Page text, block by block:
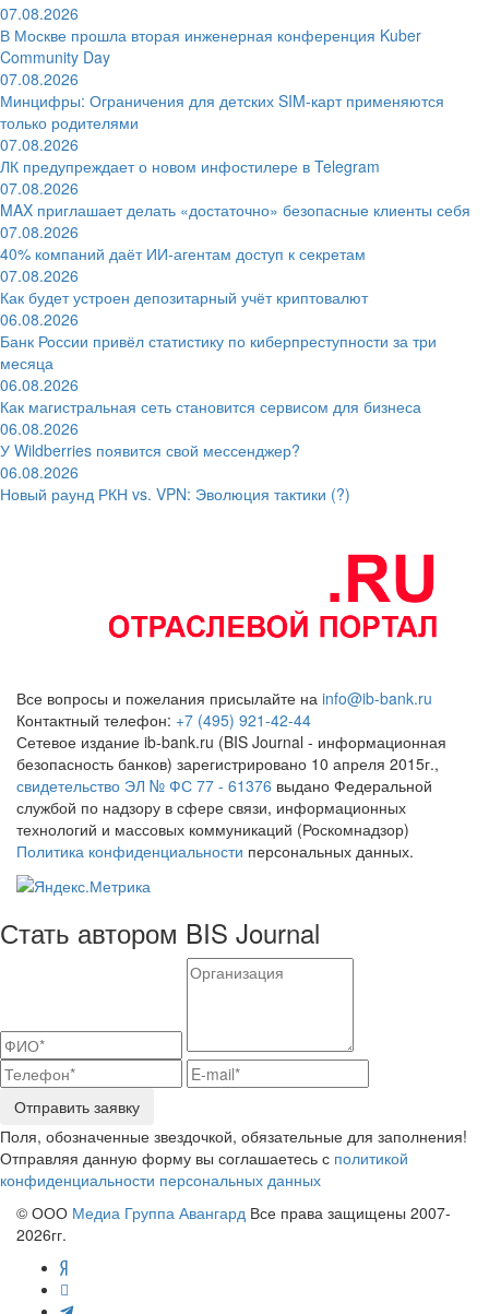
07.08.2026
В Москве прошла вторая инженерная конференция Kuber
Community Day
07.08.2026
Минцифры: Ограничения для детских SIM-карт применяются
только родителями
07.08.2026
ЛК предупреждает о новом инфостилере в Telegram
07.08.2026
MAX приглашает делать «достаточно» безопасные клиенты себя
07.08.2026
40% компаний даёт ИИ‑агентам доступ к секретам
07.08.2026
Как будет устроен депозитарный учёт криптовалют
06.08.2026
Банк России привёл статистику по киберпреступности за три
месяца
06.08.2026
Как магистральная сеть становится сервисом для бизнеса
06.08.2026
У Wildberries появится свой мессенджер?
06.08.2026
Новый раунд РКН vs. VPN: Эволюция тактики (?)
Все вопросы и пожелания присылайте на info@ib-bank.ru
Контактный телефон: +7 (495) 921-42-44
Сетевое издание ib-bank.ru (BIS Journal - информационная
безопасность банков) зарегистрировано 10 апреля 2015г.,
свидетельство ЭЛ № ФС 77 - 61376 выдано Федеральной
службой по надзору в сфере связи, информационных
технологий и массовых коммуникаций (Роскомнадзор)
Политика конфиденциальности персональных данных.
Стать автором BIS Journal
Отправить заявку
Поля, обозначенные звездочкой, обязательные для заполнения!
Отправляя данную форму вы соглашаетесь с политикой
конфиденциальности персональных данных
© ООО Медиа Группа Авангард Все права защищены 2007-
2026гг.